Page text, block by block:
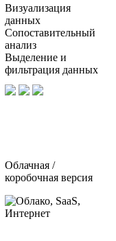
Визуализация
данных
Сопоставительный
анализ
Выделение и
фильтрация данных
Облачная /
коробочная версия